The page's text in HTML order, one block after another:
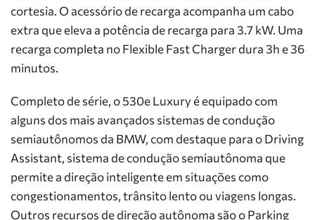
cortesia. O acessório de recarga acompanha um cabo
extra que eleva a potência de recarga para 3.7 kW. Uma
recarga completa no Flexible Fast Charger dura 3h e 36
minutos.
Completo de série, o 530e Luxury é equipado com
alguns dos mais avançados sistemas de condução
semiautônomos da BMW, com destaque para o Driving
Assistant, sistema de condução semiautônoma que
permite a direção inteligente em situações como
congestionamentos, trânsito lento ou viagens longas.
Outros recursos de direção autônoma são o Parking